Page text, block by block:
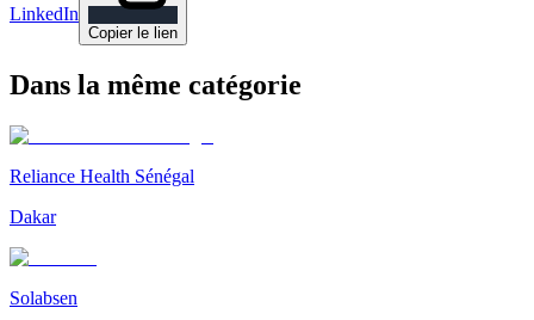
LinkedIn
Copier le lien
Dans la même catégorie
Reliance Health Sénégal
Dakar
Solabsen